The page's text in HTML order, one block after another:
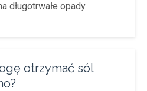
długotrwałe opady.
otrzymać sól